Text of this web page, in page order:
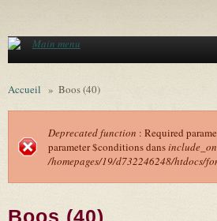
Main menu
Accueil » Boos (40)
Message d'erreur
Deprecated function : Required
parameter $conditions dans
/homepages/19/d732246248/htdocs/
Boos (40)